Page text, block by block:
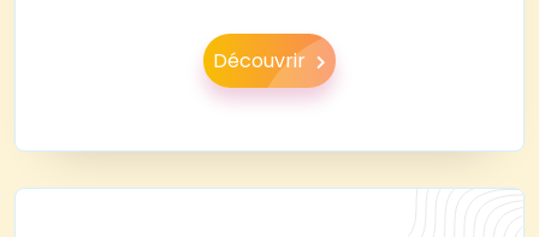
Découvrir